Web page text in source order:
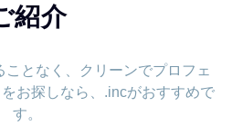
紹介
となく、クリーンでプロフェ
お探しなら、.incがおすすめで
す。